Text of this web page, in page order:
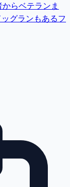
らベテランま
グランもあるフ